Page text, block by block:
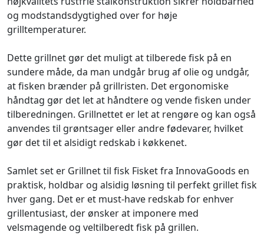
og modstandsdygtighed over for høje
grilltemperaturer.
Dette grillnet gør det muligt at tilberede fisk på en
sundere måde, da man undgår brug af olie og undgår,
at fisken brænder på grillristen. Det ergonomiske
håndtag gør det let at håndtere og vende fisken under
tilberedningen. Grillnettet er let at rengøre og kan også
anvendes til grøntsager eller andre fødevarer, hvilket
gør det til et alsidigt redskab i køkkenet.
Samlet set er Grillnet til fisk Fisket fra InnovaGoods en
praktisk, holdbar og alsidig løsning til perfekt grillet fisk
hver gang. Det er et must-have redskab for enhver
grillentusiast, der ønsker at imponere med
velsmagende og veltilberedt fisk på grillen.